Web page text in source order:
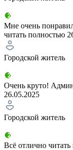
Мне очень
читать полностью
Городской житель
Очень круто!
26.05.2025
Городской житель
Всё отлично